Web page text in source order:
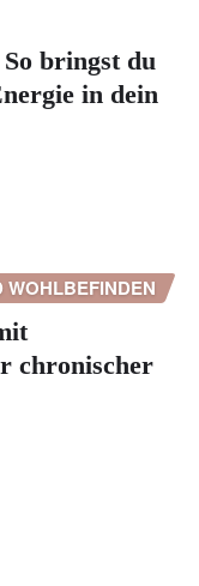
bringst du
in dein
WOHLBEFINDEN
chronischer